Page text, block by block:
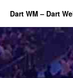
Dart WM – Dart